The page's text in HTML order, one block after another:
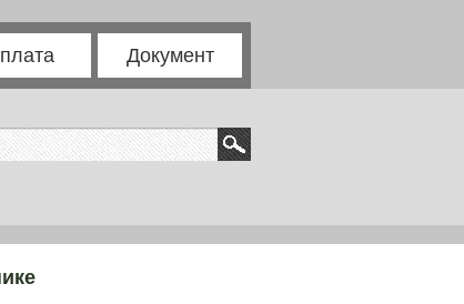
Документ